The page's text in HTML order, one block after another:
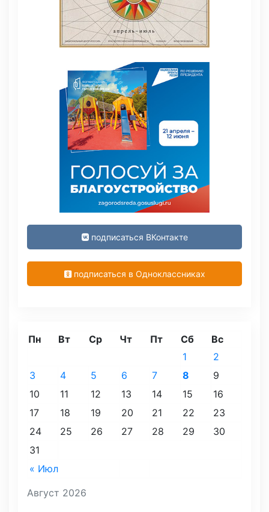
подписаться ВКонтакте
подписаться в Одноклассниках
Август 2026
Пн Вт Ср Чт Пт Сб Вс
« Июл
1
2
3
4 5 6 7 8
9
10
11 12 13 14 15
16
17
18 19 20 21 22
23
24
25 26 27 28 29
30
31